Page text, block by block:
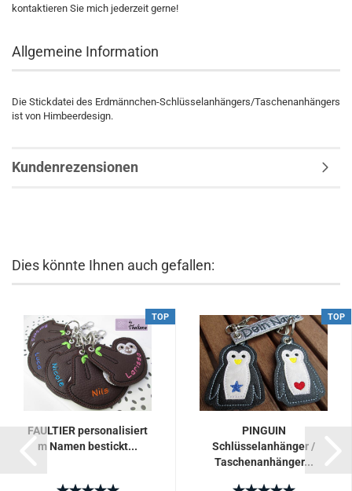
kontaktieren Sie mich jederzeit gerne!
Allgemeine Information
Die Stickdatei des Erdmännchen-Schlüsselanhängers/Taschenanhängers
ist von Himbeerdesign.
Kundenrezensionen
Dies könnte Ihnen auch gefallen:
TOP
FAULTIER personalisiert
m Namen bestickt...
TOP
PINGUIN
Schlüsselanhänger /
Taschenanhänger...